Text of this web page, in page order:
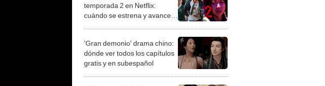
temporada 2 en Netflix:
cuándo se estrena y avances
'Gran demonio' drama chino:
dónde ver todos los capítulos
gratis y en subespañol